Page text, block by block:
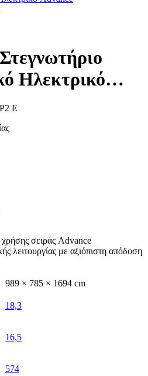
Ηλεκτρικό
E
χρήσης σειράς Advance
λειτουργίας με αξιόπιστη απόδοση
989 × 785 × 1694 cm
18,3
16,5
574